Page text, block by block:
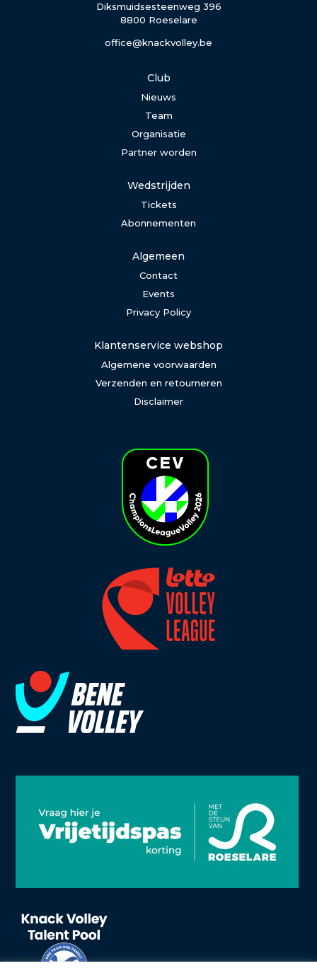
Diksmuidsesteenweg 396
8800 Roeselare
office@knackvolley.be
Club
Nieuws
Team
Organisatie
Partner worden
Wedstrijden
Tickets
Abonnementen
Algemeen
Contact
Events
Privacy Policy
Klantenservice webshop
Algemene voorwaarden
Verzenden en retourneren
Disclaimer